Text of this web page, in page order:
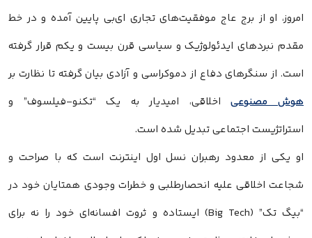
امروز، او از برج عاج موفقیت‌های تجاری ای‌بی پایین آمده و در خط
مقدم نبردهای ایدئولوژیک و سیاسی قرن بیست و یکم قرار گرفته
است. از سنگرهای دفاع از دموکراسی و آزادی بیان گرفته تا نظارت بر
هوش مصنوعیاخلاقی، امیدیار به یک “تکنو-فیلسوف” و
استراتژیست اجتماعی تبدیل شده است.
او یکی از معدود رهبران نسل اول اینترنت است که با صراحت و
شجاعت اخلاقی علیه انحصارطلبی و خطرات وجودی همتایان خود در
“بیگ تک” (Big Tech) ایستاده و ثروت افسانه‌ای خود را نه برای